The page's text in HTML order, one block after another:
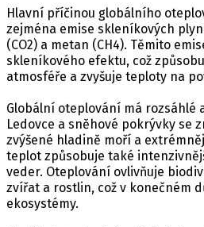
Hlavní příčinou globálního
zejména emise skleníkových
(CO2) a metan (CH4). Těmito
skleníkového efektu, což
atmosféře a zvyšuje teploty na
Globální oteplování má rozsáhlé
Ledovce a sněhové pokrývky se
zvýšené hladině moří a
teplot způsobuje také
veder. Oteplování ovlivňuje
zvířat a rostlin, což v konečném
ekosystémy.